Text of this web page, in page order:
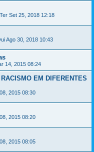
Ter Set 25, 2018 12:18
Ago 30, 2018 10:43
14, 2015 08:24
EM DIFERENTES
2015 08:30
2015 08:20
2015 08:05